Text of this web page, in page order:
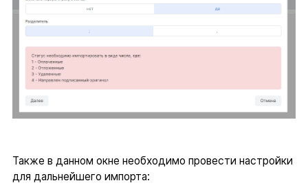
Также в данном окне необходимо провести настройки
для дальнейшего импорта: